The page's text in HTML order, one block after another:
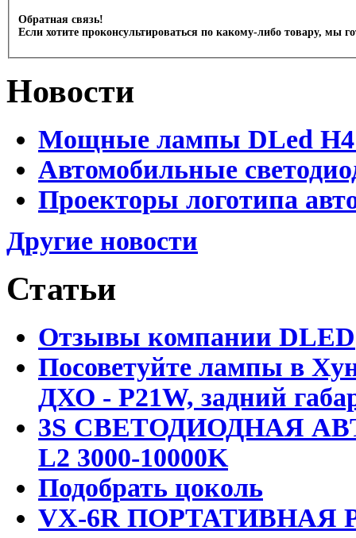
Обратная связь!
Если хотите проконсультироваться по какому-либо товару, мы
Новости
Мощные лампы DLed H4
Автомобильные
Проекторы логотипа
Другие новости
Статьи
Отзывы компании DLED
Посоветуйте лампы в
ДХО - P21W, задний
3S СВЕТОДИОДНАЯ
L2 3000-10000K
Подобрать цоколь
VX-6R ПОРТАТИВНАЯ